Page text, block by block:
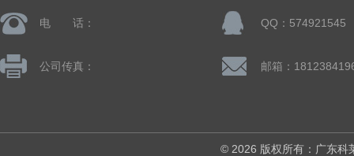
电 话： QQ：574921545
公司传真：
© 2026 版权所有：广东